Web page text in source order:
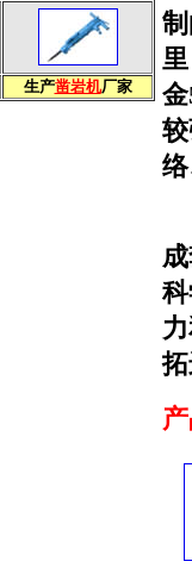
生产凿岩机厂家